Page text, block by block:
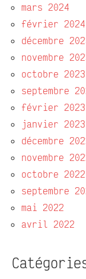
mars 2024
février 2024
décembre
novembre
octobre 2023
septembre
février 2023
janvier 2023
décembre
novembre
octobre 2022
septembre
mai 2022
avril 2022